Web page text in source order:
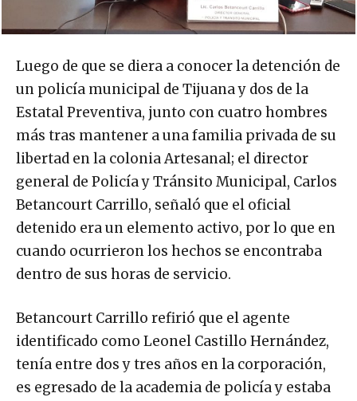
Luego de que se diera a conocer la detención de
un policía municipal de Tijuana y dos de la
Estatal Preventiva, junto con cuatro hombres
más tras mantener a una familia privada de su
libertad en la colonia Artesanal; el director
general de Policía y Tránsito Municipal, Carlos
Betancourt Carrillo, señaló que el oficial
detenido era un elemento activo, por lo que en
cuando ocurrieron los hechos se encontraba
dentro de sus horas de servicio.
Betancourt Carrillo refirió que el agente
identificado como Leonel Castillo Hernández,
tenía entre dos y tres años en la corporación,
es egresado de la academia de policía y estaba